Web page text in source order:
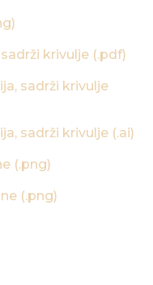
krivulje (.pdf)
sadrži krivulje
sadrži krivulje (.ai)
(.png)
(.png)